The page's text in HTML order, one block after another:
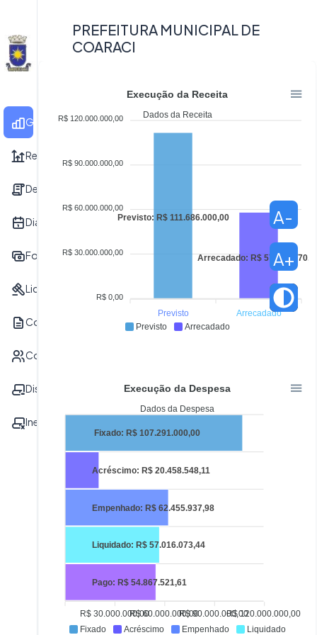
A+
A-
Gráficos
Receita
Despesa
Diárias
Folha de Pagamento
Licitação
Contrato
Convênvio
Dispensa
Inexigibilidade
PREFEITURA MUNICIPAL DE
COARACI
Previsto Arrecadado
Previsto Arrecadado
Previsto: R$ 111.686.000,00
Arrecadado: R$
Execução da Receita
Dados da Receita
R$ 120.000.000,00
R$ 90.000.000,00
R$ 60.000.000,00
R$ 30.000.000,00
R$ 0,00
Fixado Acréscimo Empenhado Liquidado
R$ 120.000.000,00
R$ 90.000.000,00
R$ 60.000.000,00
R$ 30.000.000,00
Fixado: R$ 107.291.000,00
Acréscimo: R$ 20.458.548,11
Empenhado: R$ 62.455.937,98
Liquidado: R$ 57.016.073,44
Pago: R$ 54.867.521,61
Execução da Despesa
Dados da Despesa